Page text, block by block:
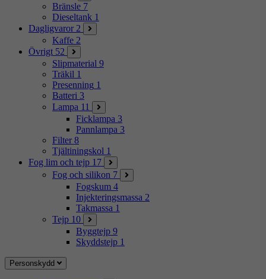
Bränsle 7
Dieseltank 1
Dagligvaror 2
Kaffe 2
Övrigt 52
Slipmaterial 9
Träkil 1
Presenning 1
Batteri 3
Lampa 11
Ficklampa 3
Pannlampa 3
Filter 8
Tjältiningskol 1
Fog lim och tejp 17
Fog och silikon 7
Fogskum 4
Injekteringsmassa 2
Takmassa 1
Tejp 10
Byggtejp 9
Skyddstejp 1
Personskydd